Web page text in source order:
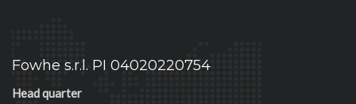
Fowhe s.r.l. PI 04020220754
Head quarter